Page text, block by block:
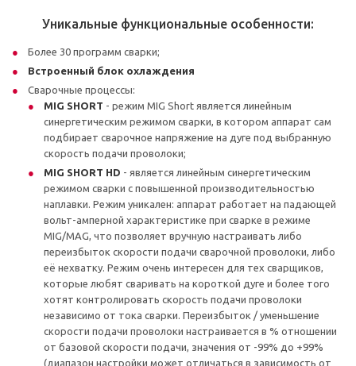
Уникальные функциональные особенности:
Более 30 программ сварки;
Встроенный блок охлаждения
Сварочные процессы:
MIG SHORT - режим MIG Short является линейным
синергетическим режимом сварки, в котором аппарат сам
подбирает сварочное напряжение на дуге под выбранную
скорость подачи проволоки;
MIG SHORT HD - является линейным синергетическим
режимом сварки с повышенной производительностью
наплавки. Режим уникален: аппарат работает на падающей
вольт-амперной характеристике при сварке в режиме
MIG/MAG, что позволяет вручную настраивать либо
переизбыток скорости подачи сварочной проволоки, либо
её нехватку. Режим очень интересен для тех сварщиков,
которые любят сваривать на короткой дуге и более того
хотят контролировать скорость подачи проволоки
независимо от тока сварки. Переизбыток / уменьшение
скорости подачи проволоки настраивается в % отношении
от базовой скорости подачи, значения от -99% до +99%
(диапазон настройки может отличаться в зависимость от